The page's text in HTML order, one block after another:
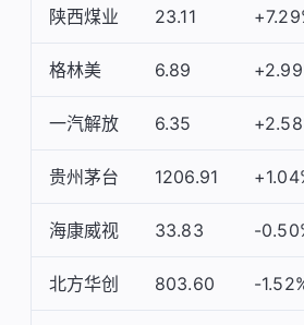
陕西煤业 23.11
格林美 6.89
一汽解放 6.35
贵州茅台 1206.91
海康威视 33.83 -
北方华创 803.60 -